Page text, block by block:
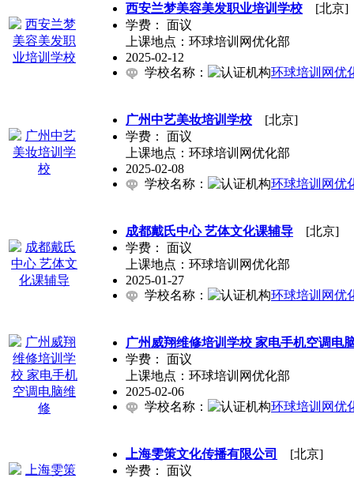
西安兰梦美容美发职业培训学校 [北京]
学费： 面议
上课地点：环球培训网优化部
2025-02-12
学校名称：
环球培训网优
广州中艺美妆培训学校 [北京]
学费： 面议
上课地点：环球培训网优化部
2025-02-08
学校名称：
环球培训网优
成都戴氏中心 艺体文化课辅导 [北京]
学费： 面议
上课地点：环球培训网优化部
2025-01-27
学校名称：
环球培训网优
广州威翔维修培训学校 家电手机空调电
学费： 面议
上课地点：环球培训网优化部
2025-02-06
学校名称：
环球培训网优
上海雯策文化传播有限公司
[北京]
学费： 面议